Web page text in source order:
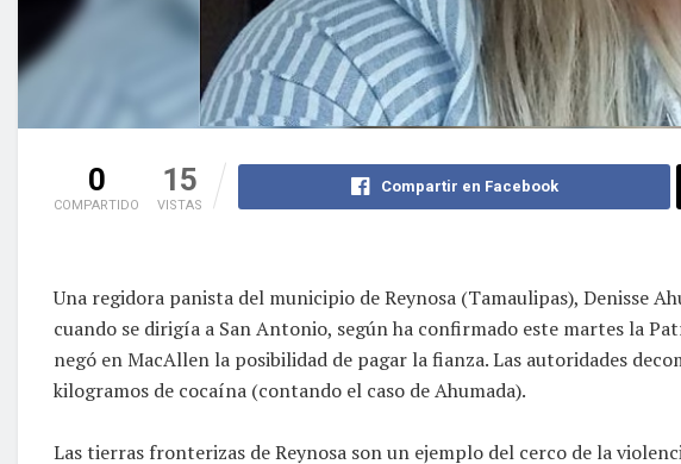
0
COMPARTIDO
15
VISTAS
Compartir en Facebook
Una regidora panista del municipio de Reynosa (Tamaulipas), Denisse
cuando se dirigía a San Antonio, según ha confirmado este martes la
negó en MacAllen la posibilidad de pagar la fianza. Las autoridades
kilogramos de cocaína (contando el caso de Ahumada).
Las tierras fronterizas de Reynosa son un ejemplo del cerco de la